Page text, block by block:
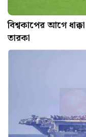
বিশ্বকাপের আগে
তারকা